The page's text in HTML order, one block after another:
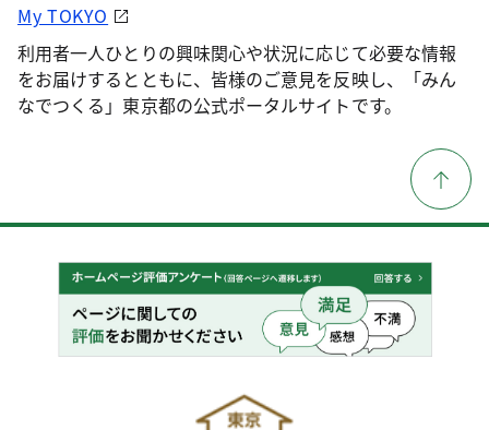
My TOKYO
利用者一人ひとりの興味関心や状況に応じて必要な情報
をお届けするとともに、皆様のご意見を反映し、「みん
なでつくる」東京都の公式ポータルサイトです。